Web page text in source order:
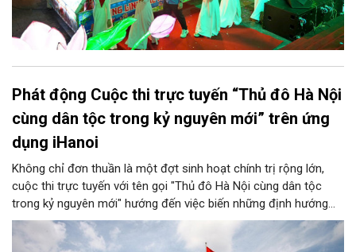
Phát động Cuộc thi trực tuyến “Thủ đô Hà Nội
cùng dân tộc trong kỷ nguyên mới” trên ứng
dụng iHanoi
Không chỉ đơn thuần là một đợt sinh hoạt chính trị rộng lớn,
cuộc thi trực tuyến với tên gọi "Thủ đô Hà Nội cùng dân tộc
trong kỷ nguyên mới" hướng đến việc biến những định hướng
chiến lược trong Nghị quyết số 02-NQ/TW của Bộ Chính trị
thành niềm tin, thành nhận thức chung của mỗi người dân.